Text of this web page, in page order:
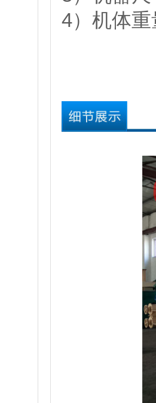
4）机体